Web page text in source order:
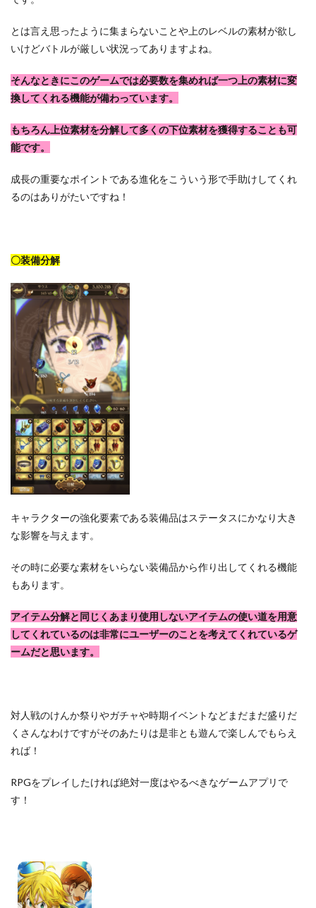
とは言え思ったように集まらないことや上のレベルの素材が欲し
いけどバトルが厳しい状況ってありますよね。
そんなときにこのゲームでは必要数を集めれば一つ上の素材に変
換してくれる機能が備わっています。
もちろん上位素材を分解して多くの下位素材を獲得することも可
能です。
成長の重要なポイントである進化をこういう形で手助けしてくれ
るのはありがたいですね！
〇装備分解
キャラクターの強化要素である装備品はステータスにかなり大き
な影響を与えます。
その時に必要な素材をいらない装備品から作り出してくれる機能
もあります。
アイテム分解と同じくあまり使用しないアイテムの使い道を用意
してくれているのは非常にユーザーのことを考えてくれているゲ
ームだと思います。
対人戦のけんか祭りやガチャや時期イベントなどまだまだ盛りだ
くさんなわけですがそのあたりは是非とも遊んで楽しんでもらえ
れば！
RPGをプレイしたければ絶対一度はやるべきなゲームアプリで
す！